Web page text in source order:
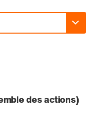
des actions)